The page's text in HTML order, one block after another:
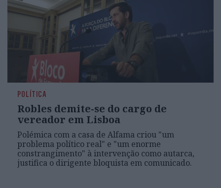
POLÍTICA
Robles demite-se do cargo de
vereador em Lisboa
Polémica com a casa de Alfama criou "um
problema político real" e "um enorme
constrangimento" à intervenção como autarca,
justifica o dirigente bloquista em comunicado.